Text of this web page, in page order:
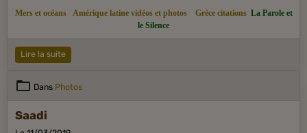
Mers et océans Amérique latine vidéos et photos Grèce citations La Parole et
le Silence
Lire la suite
Dans Photos
Saadi